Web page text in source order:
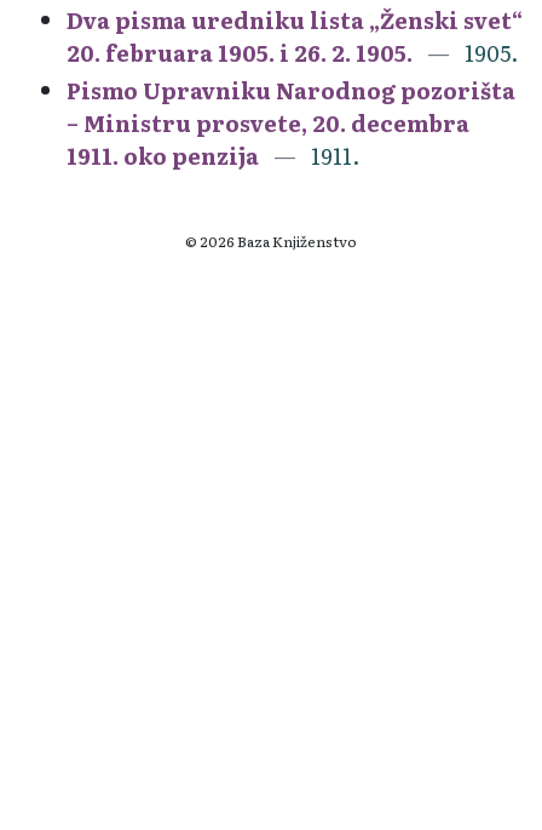
Dva pisma uredniku lista „Ženski svet“
20. februara 1905. i 26. 2. 1905.
1905.
Pismo Upravniku Narodnog pozorišta
– Ministru prosvete, 20. decembra
1911. oko penzija
1911.
© 2026 Baza Knjiženstvo